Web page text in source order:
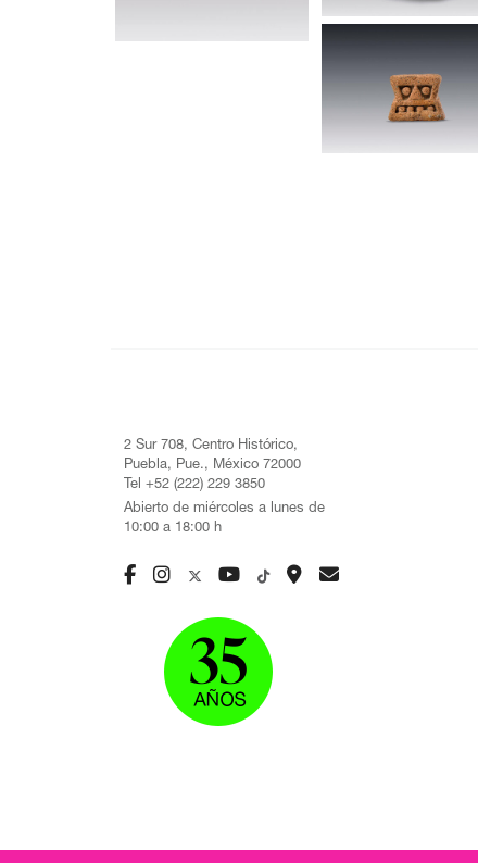
2 Sur 708, Centro Histórico,
Puebla, Pue., México 72000
Tel +52 (222) 229 3850
Abierto de miércoles a lunes de
10:00 a 18:00 h